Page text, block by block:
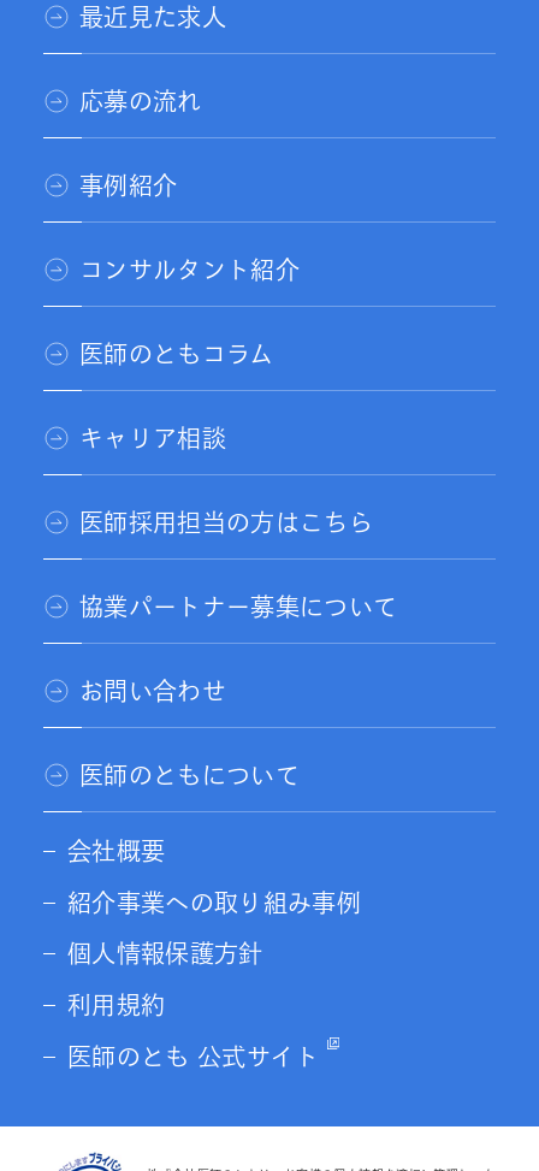
最近見た求人
応募の流れ
事例紹介
コンサルタント紹介
医師のともコラム
キャリア相談
医師採用担当の方はこちら
協業パートナー募集について
お問い合わせ
医師のともについて
会社概要
紹介事業への取り組み事例
個人情報保護方針
利用規約
医師のとも 公式サイト